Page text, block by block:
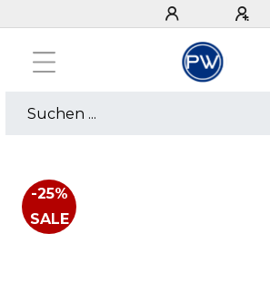
-25%
SALE